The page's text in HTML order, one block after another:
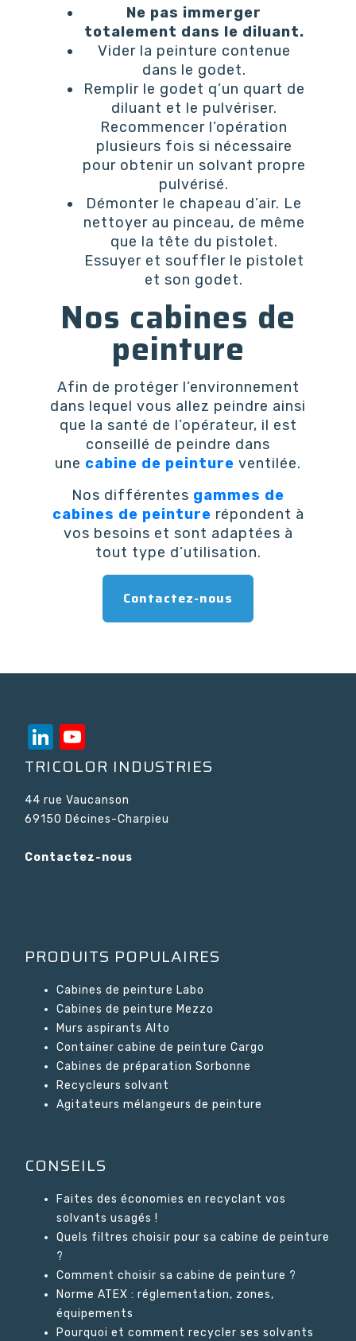
Ne pas immerger
totalement dans le diluant.
Vider la peinture contenue
dans le godet.
Remplir le godet q’un quart de
diluant et le pulvériser.
Recommencer l’opération
plusieurs fois si nécessaire
pour obtenir un solvant propre
pulvérisé.
Démonter le chapeau d’air. Le
nettoyer au pinceau, de même
que la tête du pistolet.
Essuyer et souffler le pistolet
et son godet.
Nos cabines de
peinture
Afin de protéger l’environnement
dans lequel vous allez peindre ainsi
que la santé de l’opérateur, il est
conseillé de peindre dans
une cabine de peinture ventilée.
Nos différentes gammes de
cabines de peinture répondent à
vos besoins et sont adaptées à
tout type d’utilisation.
Contactez-nous
LinkedIn
Channel
TRICOLOR INDUSTRIES
44 rue Vaucanson
69150 Décines-Charpieu
Contactez-nous
PRODUITS POPULAIRES
Cabines de peinture Labo
Cabines de peinture Mezzo
Murs aspirants Alto
Container cabine de peinture Cargo
Cabines de préparation Sorbonne
Recycleurs solvant
Agitateurs mélangeurs de peinture
CONSEILS
Faites des économies en recyclant vos
solvants usagés !
Quels filtres choisir pour sa cabine de peinture
?
Comment choisir sa cabine de peinture ?
Norme ATEX : réglementation, zones,
équipements
Pourquoi et comment recycler ses solvants